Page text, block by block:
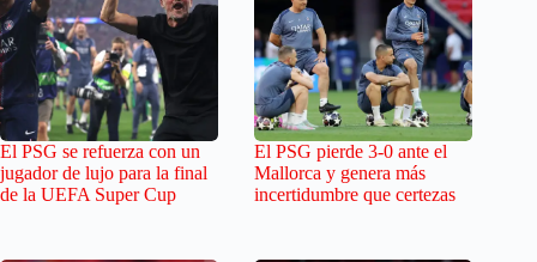
El PSG se refuerza con un
jugador de lujo para la final
de la UEFA Super Cup
El PSG pierde 3-0 ante el
Mallorca y genera más
incertidumbre que certezas